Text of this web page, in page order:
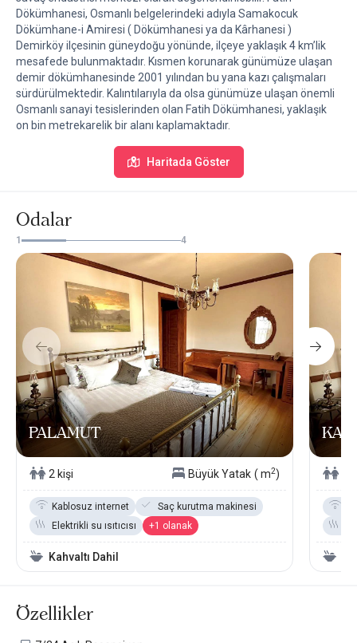
Dökümhanesi, Osmanlı belgelerindeki adıyla Samakocuk
Dökümhane-i Amiresi ( Dökümhanesi ya da Kârhanesi )
Demirköy ilçesinin güneydoğu yönünde, ilçeye yaklaşık 4 km’lik
mesafede bulunmaktadır. Kısmen korunarak günümüze ulaşan
demir dökümhanesinde 2001 yılından bu yana kazı çalışmaları
sürdürülmektedir. Kalıntılarıyla da olsa günümüze ulaşan önemli
Osmanlı sanayi tesislerinden olan Fatih Dökümhanesi, yaklaşık
on bin metrekarelik bir alanı kaplamaktadır.
Haritada Göster
Odalar
1 4
PALAMUT
2 kişi Büyük Yatak ( m2)
Kablosuz internet
Saç kurutma makinesi
Elektrikli su ısıtıcısı
+1 olanak
Kahvaltı Dahil
Özellikler